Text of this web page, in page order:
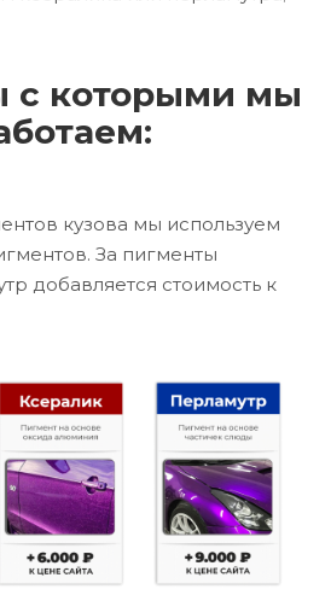
с которыми мы
кузова мы используем
За пигменты
добавляется стоимость к